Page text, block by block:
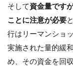
そして資金量です
ことに注意が必要
行はリーマンショ
実施された量的緩
め、その資金を回